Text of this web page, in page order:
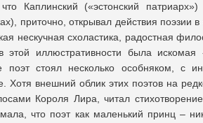
Каплинский («эстонский
приточно, открывал действия поэзии в
нескучная схоластика, радостная
иллюстративности была искомая
стоял несколько особняком, с
Хотя внешний облик этих поэтов на
Короля Лира, читал
что поэт как маленький принц –